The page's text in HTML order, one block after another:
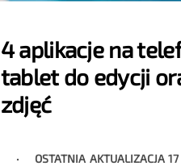
4 aplikacje na
tablet do edycji
zdjęć
OSTATNIA AKTUALIZACJA